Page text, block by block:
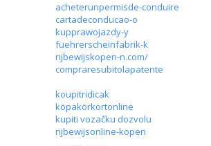
acheterunpermisde-conduire
cartadeconducao-o
kupprawojazdy-y
fuehrerscheinfabrik-k
rijbewijskopen-n.com/
compraresubitolapatente
koupitridicak
köpakörkortonline
kupiti vozačku dozvolu
rijbewijsonline-kopen